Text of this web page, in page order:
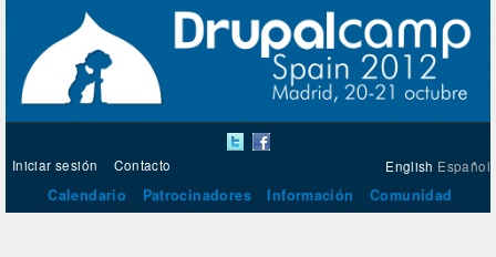
English Español
Iniciar sesión Contacto
Calendario Patrocinadores Información Comunidad